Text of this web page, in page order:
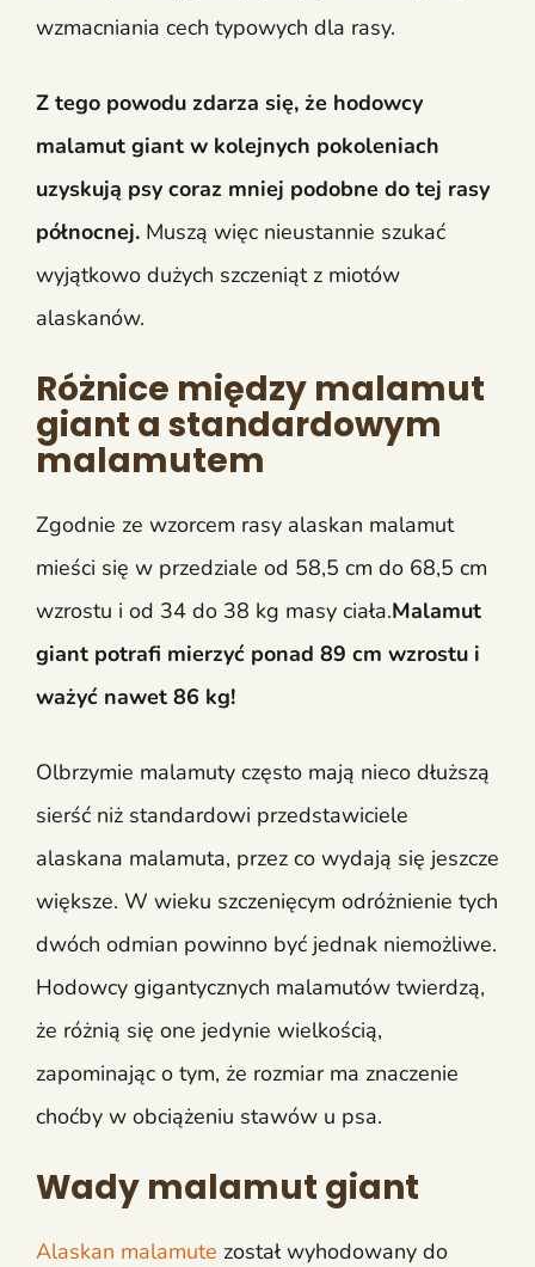
wzmacniania cech typowych dla rasy.
Z tego powodu zdarza się, że hodowcy
malamut giant w kolejnych pokoleniach
uzyskują psy coraz mniej podobne do tej rasy
północnej. Muszą więc nieustannie szukać
wyjątkowo dużych szczeniąt z miotów
alaskanów.
Różnice między malamut
giant a standardowym
malamutem
Zgodnie ze wzorcem rasy alaskan malamut
mieści się w przedziale od 58,5 cm do 68,5 cm
wzrostu i od 34 do 38 kg masy ciała.Malamut
giant potrafi mierzyć ponad 89 cm wzrostu i
ważyć nawet 86 kg!
Olbrzymie malamuty często mają nieco dłuższą
sierść niż standardowi przedstawiciele
alaskana malamuta, przez co wydają się jeszcze
większe. W wieku szczenięcym odróżnienie tych
dwóch odmian powinno być jednak niemożliwe.
Hodowcy gigantycznych malamutów twierdzą,
że różnią się one jedynie wielkością,
zapominając o tym, że rozmiar ma znaczenie
choćby w obciążeniu stawów u psa.
Wady malamut giant
Alaskan malamute został wyhodowany do